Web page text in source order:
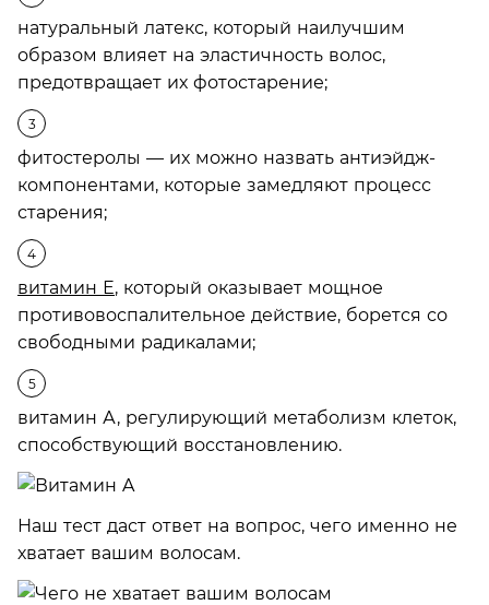
натуральный латекс, который наилучшим
образом влияет на эластичность волос,
предотвращает их фотостарение;
фитостеролы — их можно назвать антиэйдж-
компонентами, которые замедляют процесс
старения;
витамин Е, который оказывает мощное
противовоспалительное действие, борется со
свободными радикалами;
витамин А, регулирующий метаболизм клеток,
способствующий восстановлению.
Наш тест даст ответ на вопрос, чего именно не
хватает вашим волосам.